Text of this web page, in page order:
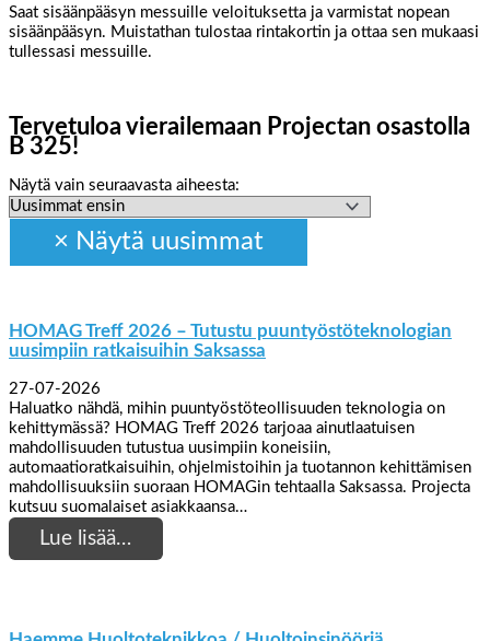
Saat sisäänpääsyn messuille veloituksetta ja varmistat nopean
sisäänpääsyn. Muistathan tulostaa rintakortin ja ottaa sen mukaasi
tullessasi messuille.
Tervetuloa vierailemaan Projectan osastolla
B 325!
Näytä vain seuraavasta aiheesta:
HOMAG Treff 2026 – Tutustu puuntyöstöteknologian
uusimpiin ratkaisuihin Saksassa
27-07-2026
Haluatko nähdä, mihin puuntyöstöteollisuuden teknologia on
kehittymässä? HOMAG Treff 2026 tarjoaa ainutlaatuisen
mahdollisuuden tutustua uusimpiin koneisiin,
automaatioratkaisuihin, ohjelmistoihin ja tuotannon kehittämisen
mahdollisuuksiin suoraan HOMAGin tehtaalla Saksassa. Projecta
kutsuu suomalaiset asiakkaansa…
Lue lisää…